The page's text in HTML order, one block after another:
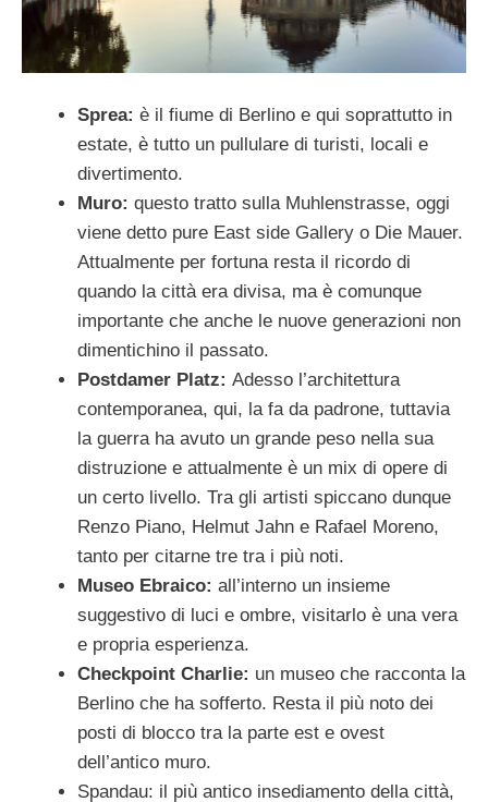
Sprea: è il fiume di Berlino e qui soprattutto in
estate, è tutto un pullulare di turisti, locali e
divertimento.
Muro: questo tratto sulla Muhlenstrasse, oggi
viene detto pure East side Gallery o Die Mauer.
Attualmente per fortuna resta il ricordo di
quando la città era divisa, ma è comunque
importante che anche le nuove generazioni non
dimentichino il passato.
Postdamer Platz: Adesso l’architettura
contemporanea, qui, la fa da padrone, tuttavia
la guerra ha avuto un grande peso nella sua
distruzione e attualmente è un mix di opere di
un certo livello. Tra gli artisti spiccano dunque
Renzo Piano, Helmut Jahn e Rafael Moreno,
tanto per citarne tre tra i più noti.
Museo Ebraico: all’interno un insieme
suggestivo di luci e ombre, visitarlo è una vera
e propria esperienza.
Checkpoint Charlie: un museo che racconta la
Berlino che ha sofferto. Resta il più noto dei
posti di blocco tra la parte est e ovest
dell’antico muro.
Spandau: il più antico insediamento della città,